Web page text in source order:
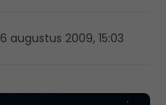
6 augustus 2009, 15:03